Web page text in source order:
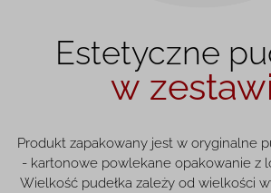
Estetyczne
w
Produkt zapakowany jest w oryginalne
- kartonowe powlekane opakowanie z
Wielkość pudełka zależy od wielkości